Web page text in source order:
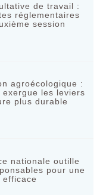
de travail :
réglementaires
session
agroécologique :
exergue les leviers
plus durable
nationale outille
pour une
efficace